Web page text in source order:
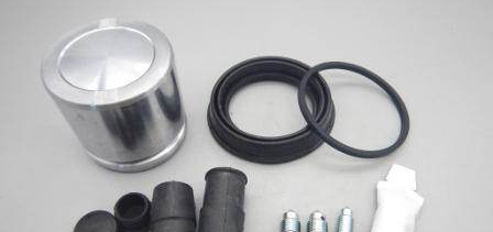
オプション品（17）
TPMS（4）
安定化電源ユニット（8）
バッテリーテスター（4）
古い車両用診断テスター（10）
ドイツ車（211）
イタリア/フランス車（27）
その他（8）
スウェーデン車（45）
日本車（40）
イモビライザーOFF（1）
その他（6）